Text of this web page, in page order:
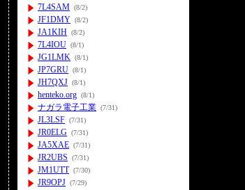
7L4SAM (8/2)
JF1DMY (8/2)
JA1KIH (8/2)
7L4IOU (8/1)
JG1LMK (8/1)
JP7GRU (8/1)
JH7QXJ (8/1)
henteko.org (8/1)
ナガラ電子工業 (7/31)
JL3LSF (7/31)
JR0ELG (7/31)
JA5XAE (7/31)
JR2UBS (7/31)
JM1UTT (7/30)
JR9OPJ (7/29)